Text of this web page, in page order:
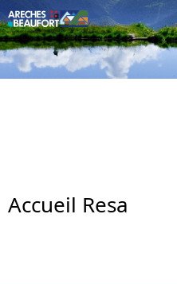
Accueil Resa